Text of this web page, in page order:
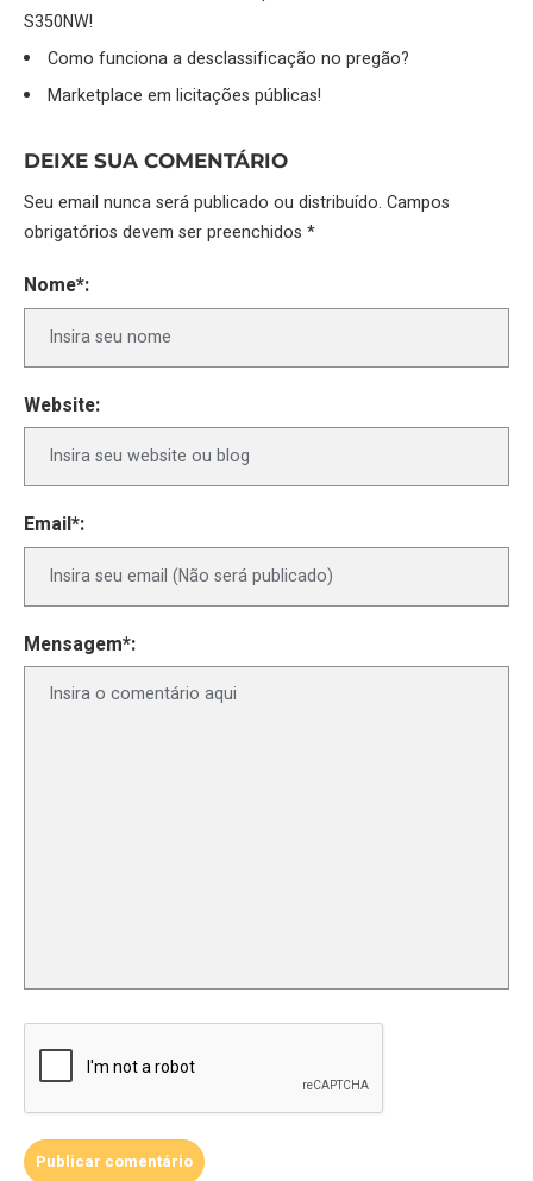
S350NW!
Como funciona a desclassificação no pregão?
Marketplace em licitações públicas!
DEIXE SUA COMENTÁRIO
Seu email nunca será publicado ou distribuído. Campos
obrigatórios devem ser preenchidos *
Nome*:
Website:
Email*:
Mensagem*: